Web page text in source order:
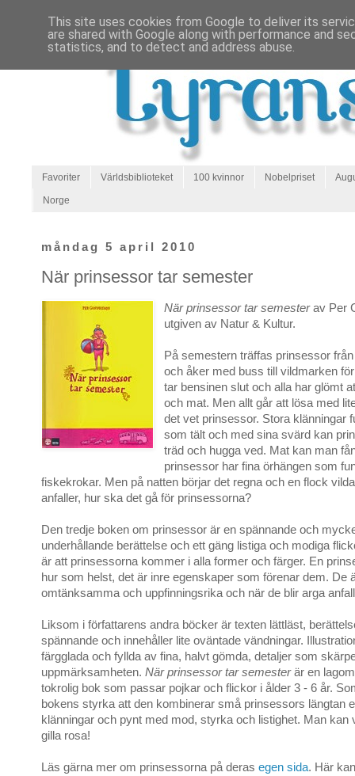
Favoriter Världsbiblioteket 100 kvinnor Nobelpriset
Norge
måndag 5 april 2010
När prinsessor tar semester
När prinsessor tar semesterav Per
utgiven av Natur & Kultur.
På semestern träffas prinsessor
och åker med buss till vildmarken
tar bensinen slut och alla har glömt
och mat. Men allt går att lösa med
det vet prinsessor. Stora klänningar
som tält och med sina svärd kan
träd och hugga ved. Mat kan man
prinsessor har fina örhängen som
fiskekrokar. Men på natten börjar det regna och en flock
anfaller, hur ska det gå för prinsessorna?
Den tredje boken om prinsessor är en spännande och
underhållande berättelse och ett gäng listiga och modiga
är att prinsessorna kommer i alla former och färger. En
hur som helst, det är inre egenskaper som förenar dem. De
omtänksamma och uppfinningsrika och när de blir arga
Liksom i författarens andra böcker är texten lättläst,
spännande och innehåller lite oväntade vändningar.
färgglada och fyllda av fina, halvt gömda, detaljer som
uppmärksamheten. När prinsessor tar semesterär en
tokrolig bok som passar pojkar och flickor i ålder 3 - 6 år.
bokens styrka att den kombinerar små prinsessors längtan
klänningar och pynt med mod, styrka och listighet. Man kan
gilla rosa!
Läs gärna mer om prinsessorna på deras egen sida. Här
This site uses cookies from Google to deliver its
are shared with Google along with performance and
statistics, and to detect and address abuse.